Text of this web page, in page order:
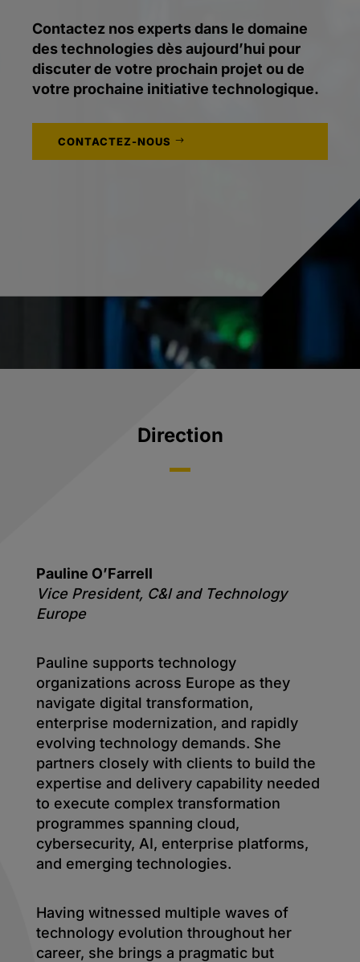
Contactez nos experts dans le domaine
des technologies dès aujourd’hui pour
discuter de votre prochain projet ou de
votre prochaine initiative technologique.
CONTACTEZ-NOUS
Direction
Pauline O’Farrell
Vice President, C&l and Technology
Europe
Pauline supports technology
organizations across Europe as they
navigate digital transformation,
enterprise modernization, and rapidly
evolving technology demands. She
partners closely with clients to build the
expertise and delivery capability needed
to execute complex transformation
programmes spanning cloud,
cybersecurity, AI, enterprise platforms,
and emerging technologies.
Having witnessed multiple waves of
technology evolution throughout her
career, she brings a pragmatic but